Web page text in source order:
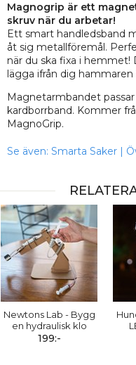
Magnogrip är ett
skruv när du arbetar!
Ett smart handledsband
åt sig metallföremål.
när du ska fixa i
lägga ifrån dig
Magnetarmbandet
kardborrband. Kommer
MagnoGrip.
Se även: Smarta Saker |
Newtons Lab - Bygg
en hydraulisk klo
199:-